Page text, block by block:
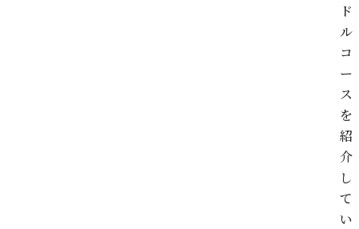
ド
ル
コ
ー
ス
を
紹
介
し
て
い